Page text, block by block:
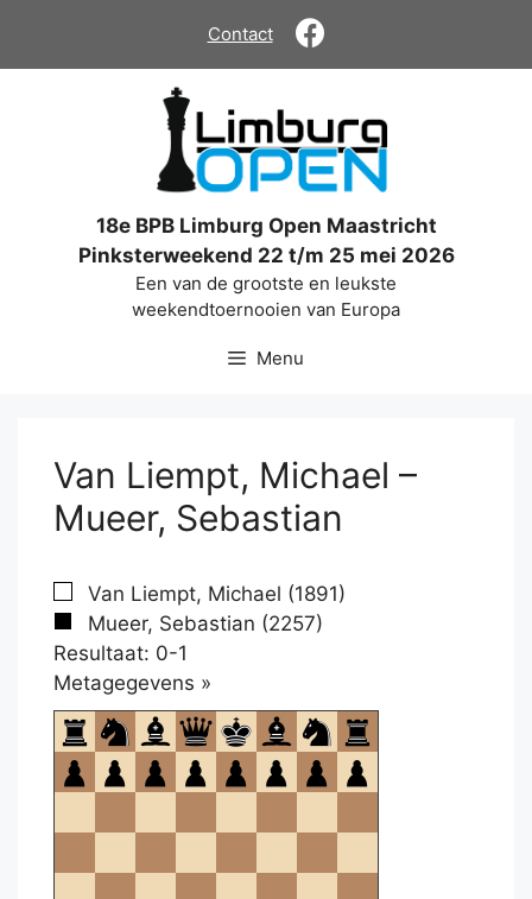
de
Contact
18e BPB Limburg Open Maastricht
Pinksterweekend 22 t/m 25 mei 2026
Een van de grootste en leukste
weekendtoernooien van Europa
Menu
Van Liempt, Michael –
Mueer, Sebastian
Van Liempt, Michael (1891)
Mueer, Sebastian (2257)
Resultaat: 0-1
Metagegevens »
om
te
openen.